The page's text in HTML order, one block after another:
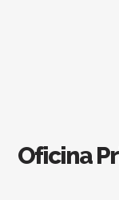
Oficina